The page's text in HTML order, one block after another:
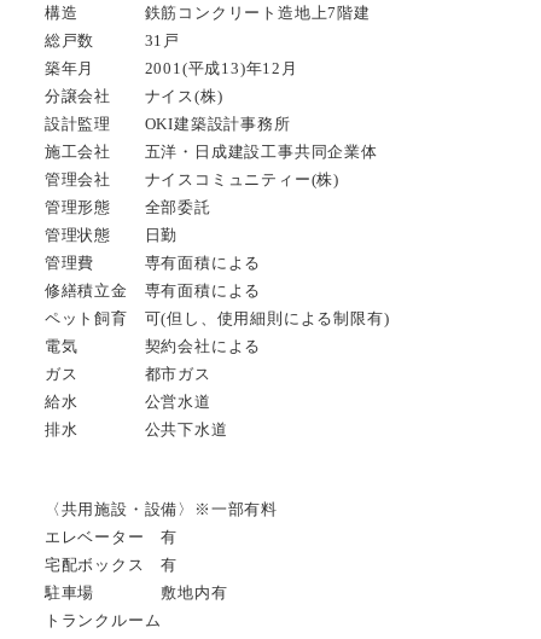
構造 鉄筋コンクリート造地上7階建
総戸数 31戸
築年月 2001(平成13)年12月
分譲会社 ナイス(株)
設計監理 OKI建築設計事務所
施工会社 五洋・日成建設工事共同企業体
管理会社 ナイスコミュニティー(株)
管理形態 全部委託
管理状態 日勤
管理費 専有面積による
修繕積立金 専有面積による
ペット飼育 可(但し、使用細則による制限有)
電気 契約会社による
ガス 都市ガス
給水 公営水道
排水 公共下水道
〈共用施設・設備〉※一部有料
エレベーター 有
宅配ボックス 有
駐車場 敷地内有
トランクルーム